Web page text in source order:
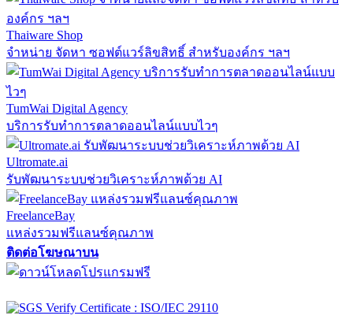
Thaiware Shop
จำหน่าย จัดหา ซอฟต์แวร์ลิขสิทธิ์ สำหรับองค์กร ฯลฯ
TumWai Digital Agency
บริการรับทำการตลาดออนไลน์แบบไวๆ
Ultromate.ai
รับพัฒนาระบบช่วยวิเคราะห์ภาพด้วย AI
FreelanceBay
แหล่งรวมฟรีแลนซ์คุณภาพ
ติดต่อโฆษณาบน